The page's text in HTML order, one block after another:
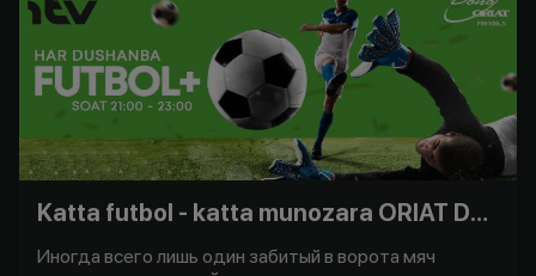
Katta futbol - katta munozara ORIAT Dono bilan -
Иногда всего лишь один забитый в ворота мяч